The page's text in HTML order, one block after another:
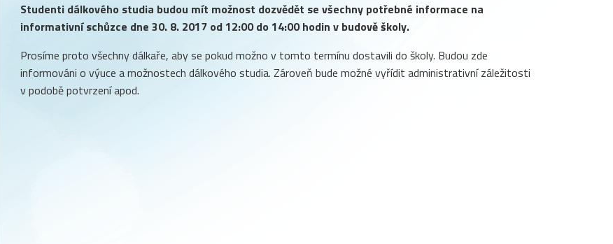
Studenti dálkového studia budou mít možnost dozvědět se všechny potřebné informace na
informativní schůzce dne 30. 8. 2017 od 12:00 do 14:00 hodin v budově školy.
Prosíme proto všechny dálkaře, aby se pokud možno v tomto termínu dostavili do školy. Budou zde
informováni o výuce a možnostech dálkového studia. Zároveň bude možné vyřídit administrativní záležitosti
v podobě potvrzení apod.